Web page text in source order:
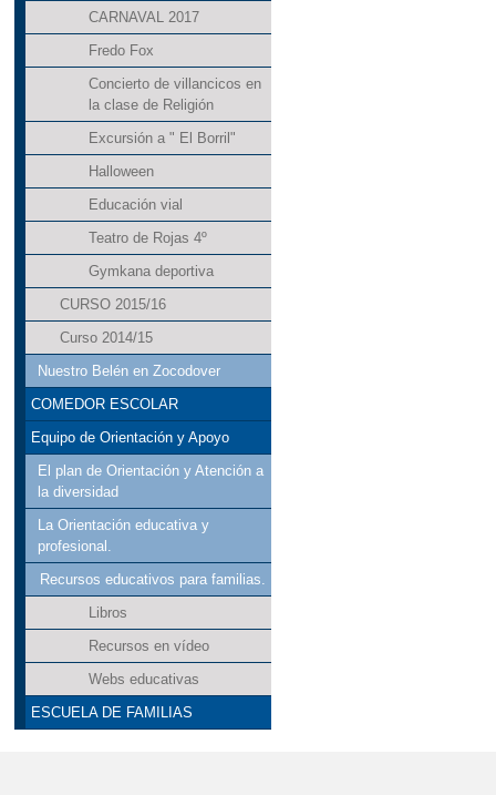
CARNAVAL 2017
Fredo Fox
Concierto de villancicos en
la clase de Religión
Excursión a " El Borril"
Halloween
Educación vial
Teatro de Rojas 4º
Gymkana deportiva
CURSO 2015/16
Curso 2014/15
Nuestro Belén en Zocodover
COMEDOR ESCOLAR
Equipo de Orientación y Apoyo
El plan de Orientación y Atención a
la diversidad
La Orientación educativa y
profesional.
Recursos educativos para familias.
Libros
Recursos en vídeo
Webs educativas
ESCUELA DE FAMILIAS